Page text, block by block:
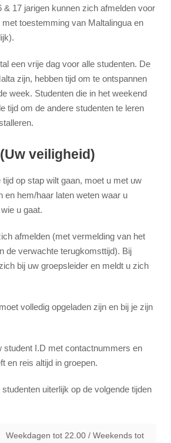
& 17 jarigen kunnen zich afmelden voor
met toestemming van Maltalingua en
een vrije dag voor alle studenten. De
zijn, hebben tijd om te ontspannen
week. Studenten die in het weekend
tijd om de andere studenten te leren
veiligheid)
op stap wilt gaan, moet u met uw
en hem/haar laten weten waar u
u gaat.
afmelden (met vermelding van het
de verwachte terugkomsttijd). Bij
bij uw groepsleider en meldt u zich
volledig opgeladen zijn en bij je zijn
student I.D met contactnummers en
en reis altijd in groepen.
uiterlijk op de volgende tijden
Weekdagen tot 22.00 / Weekends tot